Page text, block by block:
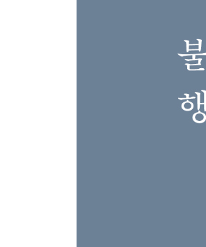
지성과 영성의 화해를 도모
8. 쾌락으로 역사를 읽어라:
전기나 회고록은 인물 독서
9. 사실과 감정의 정곡을 찔
폭넓은 독서로 지적 근육을